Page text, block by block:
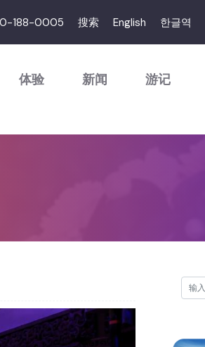
188-0005 搜索 English 한글역
体验 新闻 游记